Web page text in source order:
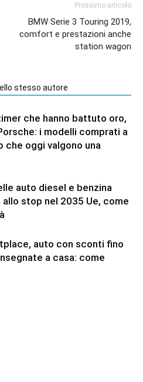
Prossimo articolo
BMW Serie 3 Touring 2019,
comfort e prestazioni anche
station wagon
stesso autore
che hanno battuto oro,
i modelli comprati a
che oggi valgono una
auto diesel e benzina
allo stop nel 2035 Ue, come
auto con sconti fino
a casa: come